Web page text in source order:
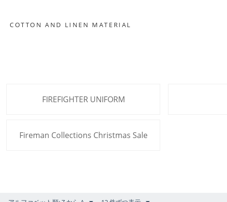
COTTON AND LINEN MATERIAL
FIREFIGHTER UNIFORM
Fireman Collections Christmas Sale